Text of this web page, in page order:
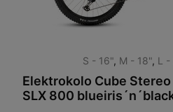
S - 16", M - 18", L -
Elektrokolo Cube Stereo
SLX 800